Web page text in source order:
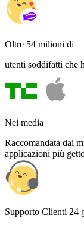
Oltre 54 milioni di
utenti soddifatti che
Nei media
Raccomandata dai
applicazioni più
Supporto Clienti 24